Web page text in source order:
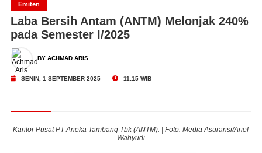
Emiten
Laba Bersih Antam (ANTM) Melonjak 240%
pada Semester I/2025
BY ACHMAD ARIS
SENIN, 1 SEPTEMBER 2025 11:15 WIB
Kantor Pusat PT Aneka Tambang Tbk (ANTM). | Foto: Media Asuransi/Arief
Wahyudi